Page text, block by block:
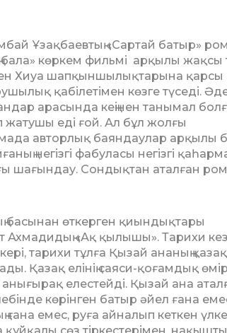
Ұзақбаевтың «Сартай батыр»
көркем фильмі арқылы жақсы
Хиуа шапқын­шы­лықтарына қарсы
қабілетімен көзге түседі.
арасында кеңінен танымал
жату­шы еді ғой. Ал бұл жолғы
авторлық баяндаулар арқылы
негізгі фабуласы не­гізгі
ша­ғындау. Сондықтан аталған
өткерген қиындықтары
«Ақ қылышы». Тарихи
тарихи тұлға Қызай ананың қазақ
Қазақ елінің сая­си-қоғамдық
елестейді. Қызай ана
көрінген батыр әйел ғана
ғана емес, руға ай­налып кеткен